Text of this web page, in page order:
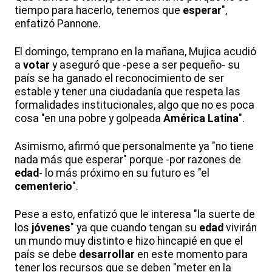
tiempo para hacerlo, tenemos que esperar",
enfatizó Pannone.
El domingo, temprano en la mañana, Mujica acudió
a votar y aseguró que -pese a ser pequeño- su
país se ha ganado el reconocimiento de ser
estable y tener una ciudadanía que respeta las
formalidades institucionales, algo que no es poca
cosa "en una pobre y golpeada América Latina".
Asimismo, afirmó que personalmente ya "no tiene
nada más que esperar" porque -por razones de
edad- lo más próximo en su futuro es "el
cementerio".
Pese a esto, enfatizó que le interesa "la suerte de
los jóvenes" ya que cuando tengan su edad vivirán
un mundo muy distinto e hizo hincapié en que el
país se debe desarrollar en este momento para
tener los recursos que se deben "meter en la